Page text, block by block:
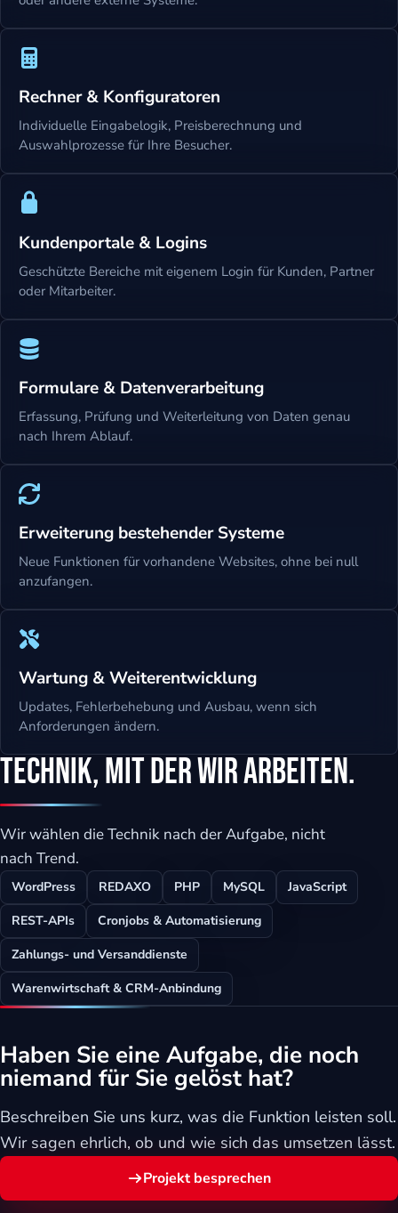
Rechner & Konfiguratoren
Individuelle Eingabelogik, Preisberechnung und
Auswahlprozesse für Ihre Besucher.
Kundenportale & Logins
Geschützte Bereiche mit eigenem Login für Kunden, Partner
oder Mitarbeiter.
Formulare & Datenverarbeitung
Erfassung, Prüfung und Weiterleitung von Daten genau
nach Ihrem Ablauf.
Erweiterung bestehender Systeme
Neue Funktionen für vorhandene Websites, ohne bei null
anzufangen.
Wartung & Weiterentwicklung
Updates, Fehlerbehebung und Ausbau, wenn sich
Anforderungen ändern.
Technik, mit der wir arbeiten.
Wir wählen die Technik nach der Aufgabe, nicht
nach Trend.
WordPress REDAXO PHP MySQL
JavaScript
REST-APIs
Cronjobs & Automatisierung
Zahlungs- und Versanddienste
Warenwirtschaft & CRM-Anbindung
Haben Sie eine Aufgabe, die noch
niemand für Sie gelöst hat?
Beschreiben Sie uns kurz, was die Funktion leisten soll.
Wir sagen ehrlich, ob und wie sich das umsetzen lässt.
Projekt besprechen